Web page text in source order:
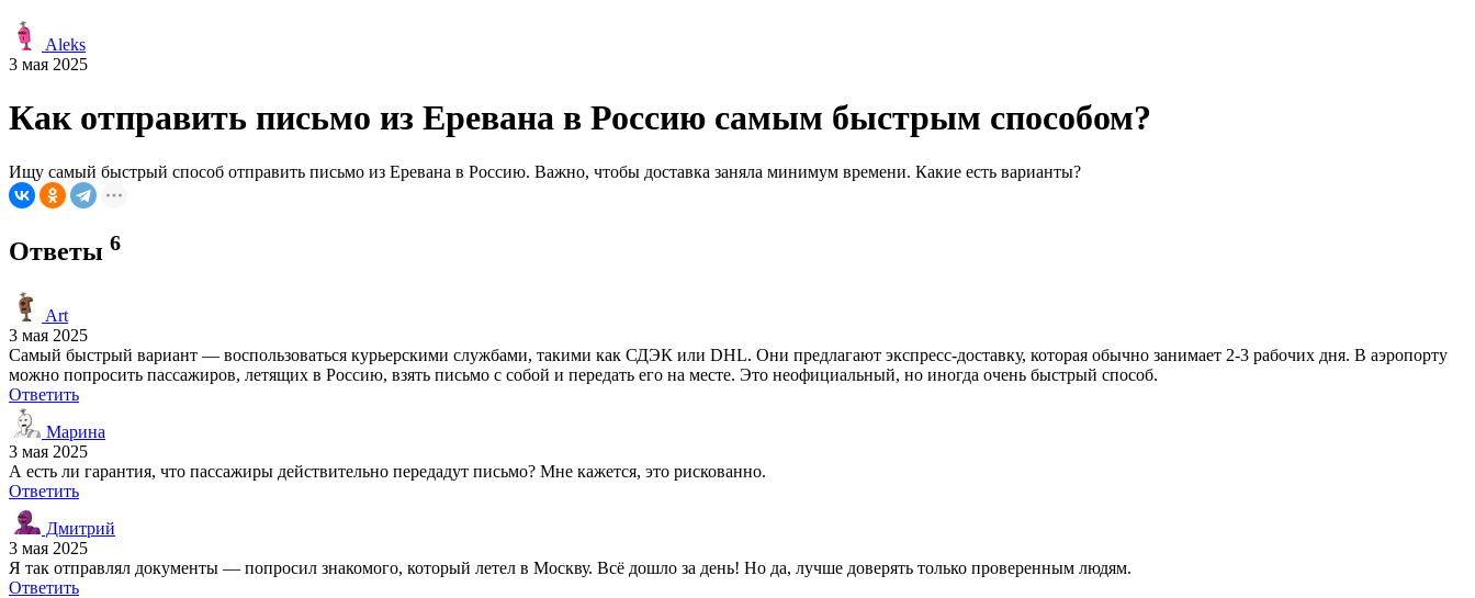
Aleks
3 мая 2025
Как отправить письмо из Еревана в Россию самым быстрым способом?
Ищу самый быстрый способ отправить письмо из Еревана в Россию. Важно, чтобы доставка заняла минимум времени. Какие есть варианты?
Ответы 6
Art
3 мая 2025
Самый быстрый вариант — воспользоваться курьерскими службами, такими как СДЭК или DHL. Они предлагают экспресс-доставку, которая обычно занимает 2-3 рабочих дня. В аэропорту
можно попросить пассажиров, летящих в Россию, взять письмо с собой и передать его на месте. Это неофициальный, но иногда очень быстрый способ.
Ответить
Марина
3 мая 2025
А есть ли гарантия, что пассажиры действительно передадут письмо? Мне кажется, это рискованно.
Ответить
Дмитрий
3 мая 2025
Я так отправлял документы — попросил знакомого, который летел в Москву. Всё дошло за день! Но да, лучше доверять только проверенным людям.
Ответить